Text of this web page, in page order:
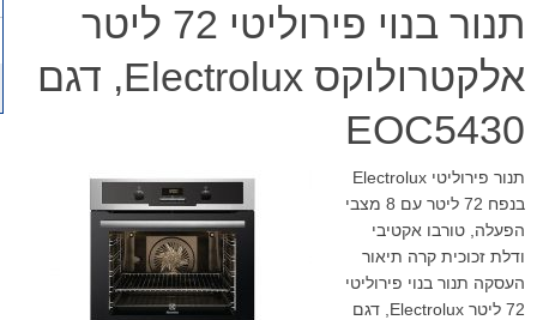
​תנור בנוי פירוליטי 72 ליטר
אלקטרולוקס Electrolux, דגם
EOC5430
תנור פירוליטי Electrolux
בנפח 72 ליטר עם 8 מצבי
הפעלה, טורבו אקטיבי
ודלת זכוכית קרה תיאור
העסקה תנור בנוי פירוליטי
72 ליטר Electrolux, דגם